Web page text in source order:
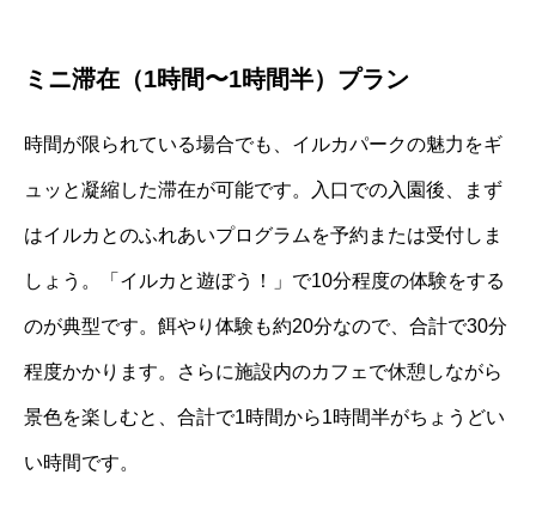
ミニ滞在（1時間〜1時間半）プラン
時間が限られている場合でも、イルカパークの魅力をギ
ュッと凝縮した滞在が可能です。入口での入園後、まず
はイルカとのふれあいプログラムを予約または受付しま
しょう。「イルカと遊ぼう！」で10分程度の体験をする
のが典型です。餌やり体験も約20分なので、合計で30分
程度かかります。さらに施設内のカフェで休憩しながら
景色を楽しむと、合計で1時間から1時間半がちょうどい
い時間です。